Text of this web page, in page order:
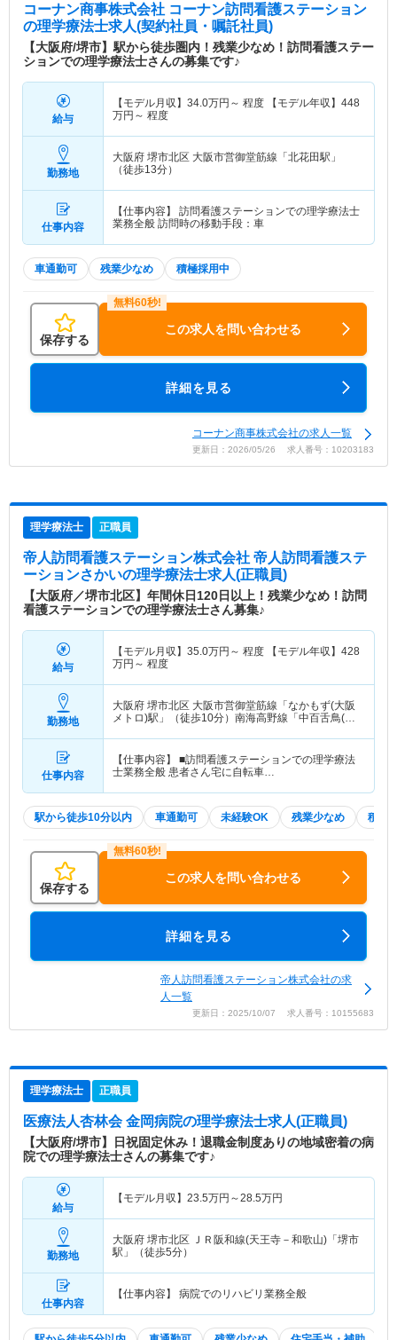
コーナン商事株式会社 コーナン訪問看護ステーション
の理学療法士求人(契約社員・嘱託社員)
【大阪府/堺市】駅から徒歩圏内！残業少なめ！訪問看護ステー
ションでの理学療法士さんの募集です♪
給与
【モデル月収】 34.0万円～ 程度 【モデル年収】 448
万円～ 程度
勤務地
大阪府 堺市北区 大阪市営御堂筋線「北花田駅」
（徒歩13分）
仕事内容
【仕事内容】 訪問看護ステーションでの理学療法士
業務全般 訪問時の移動手段：車
車通勤可 残業少なめ 積極採用中
保存する
この求人を問い合わせる
詳細を見る
コーナン商事株式会社の求人一覧
更新日：2026/05/26 求人番号：10203183
理学療法士 正職員
帝人訪問看護ステーション株式会社 帝人訪問看護ステ
ーションさかいの理学療法士求人(正職員)
【大阪府／堺市北区】年間休日120日以上！残業少なめ！訪問
看護ステーションでの理学療法士さん募集♪
給与
【モデル月収】 35.0万円～ 程度 【モデル年収】 428
万円～ 程度
勤務地
大阪府 堺市北区 大阪市営御堂筋線「なかもず(大阪
メトロ)駅」（徒歩10分）南海高野線「中百舌鳥(南
仕事内容
【仕事内容】 ■訪問看護ステーションでの理学療法
士業務全般 患者さん宅に自転車…
駅から徒歩10分以内 車通勤可 未経験OK 残業少なめ 積極
保存する
この求人を問い合わせる
詳細を見る
帝人訪問看護ステーション株式会社の求
人一覧
更新日：2025/10/07 求人番号：10155683
理学療法士 正職員
医療法人杏林会 金岡病院の理学療法士求人(正職員)
【大阪府/堺市】日祝固定休み！退職金制度ありの地域密着の病
院での理学療法士さんの募集です♪
給与
【モデル月収】 23.5万円～28.5万円
勤務地
大阪府 堺市北区 ＪＲ阪和線(天王寺－和歌山)「堺市
駅」（徒歩5分）
仕事内容
【仕事内容】 病院でのリハビリ業務全般